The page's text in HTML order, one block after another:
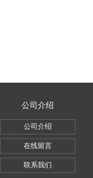
公司介绍
公司介绍
在线留言
联系我们